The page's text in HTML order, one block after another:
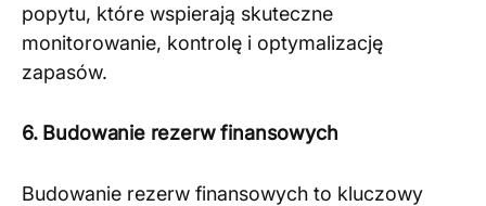
popytu, które wspierają skuteczne
monitorowanie, kontrolę i optymalizację
zapasów​​.
6. Budowanie rezerw finansowych
Budowanie rezerw finansowych to kluczowy